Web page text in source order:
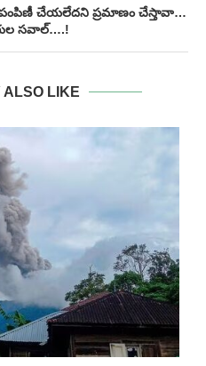
పంపిణీ చేయలేదని ప్రమాణం చేస్తావా…
సవాల్….!
ALSO LIKE